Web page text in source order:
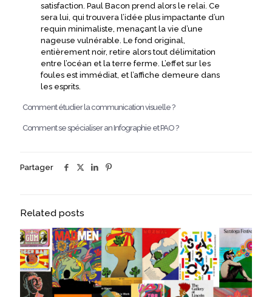
satisfaction. Paul Bacon prend alors le relai. Ce
sera lui, qui trouvera l’idée plus impactante d’un
requin minimaliste, menaçant la vie d’une
nageuse vulnérable. Le fond original,
entièrement noir, retire alors tout délimitation
entre l’océan et la terre ferme. L’effet sur les
foules est immédiat, et l’affiche demeure dans
les esprits.
Comment étudier la communication visuelle ?
Comment se spécialiser an Infographie et PAO ?
Partager
Related posts